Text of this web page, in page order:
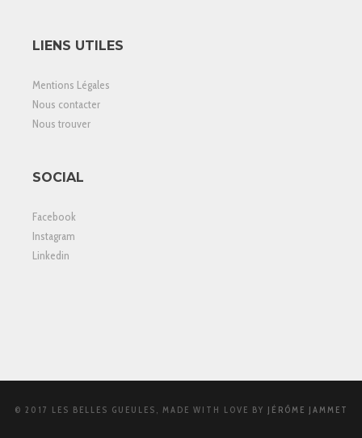
LIENS UTILES
Mentions Légales
Nous contacter
Nous trouver
SOCIAL
Facebook
Instagram
Linkedin
© 2017 LES BELLES GUEULES, MADE WITH LOVE BY JÉRÔME JAMMET